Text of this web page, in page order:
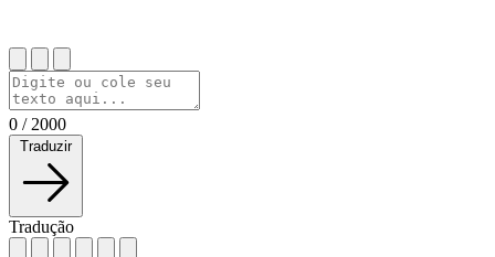
0 / 2000
Traduzir
Tradução